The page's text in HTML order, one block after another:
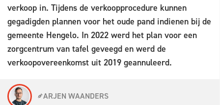
verkoop in. Tijdens de verkoopprocedure kunnen
gegadigden plannen voor het oude pand indienen bij de
gemeente Hengelo. In 2022 werd het plan voor een
zorgcentrum van tafel geveegd en werd de
verkoopovereenkomst uit 2019 geannuleerd.
ARJEN WAANDERS